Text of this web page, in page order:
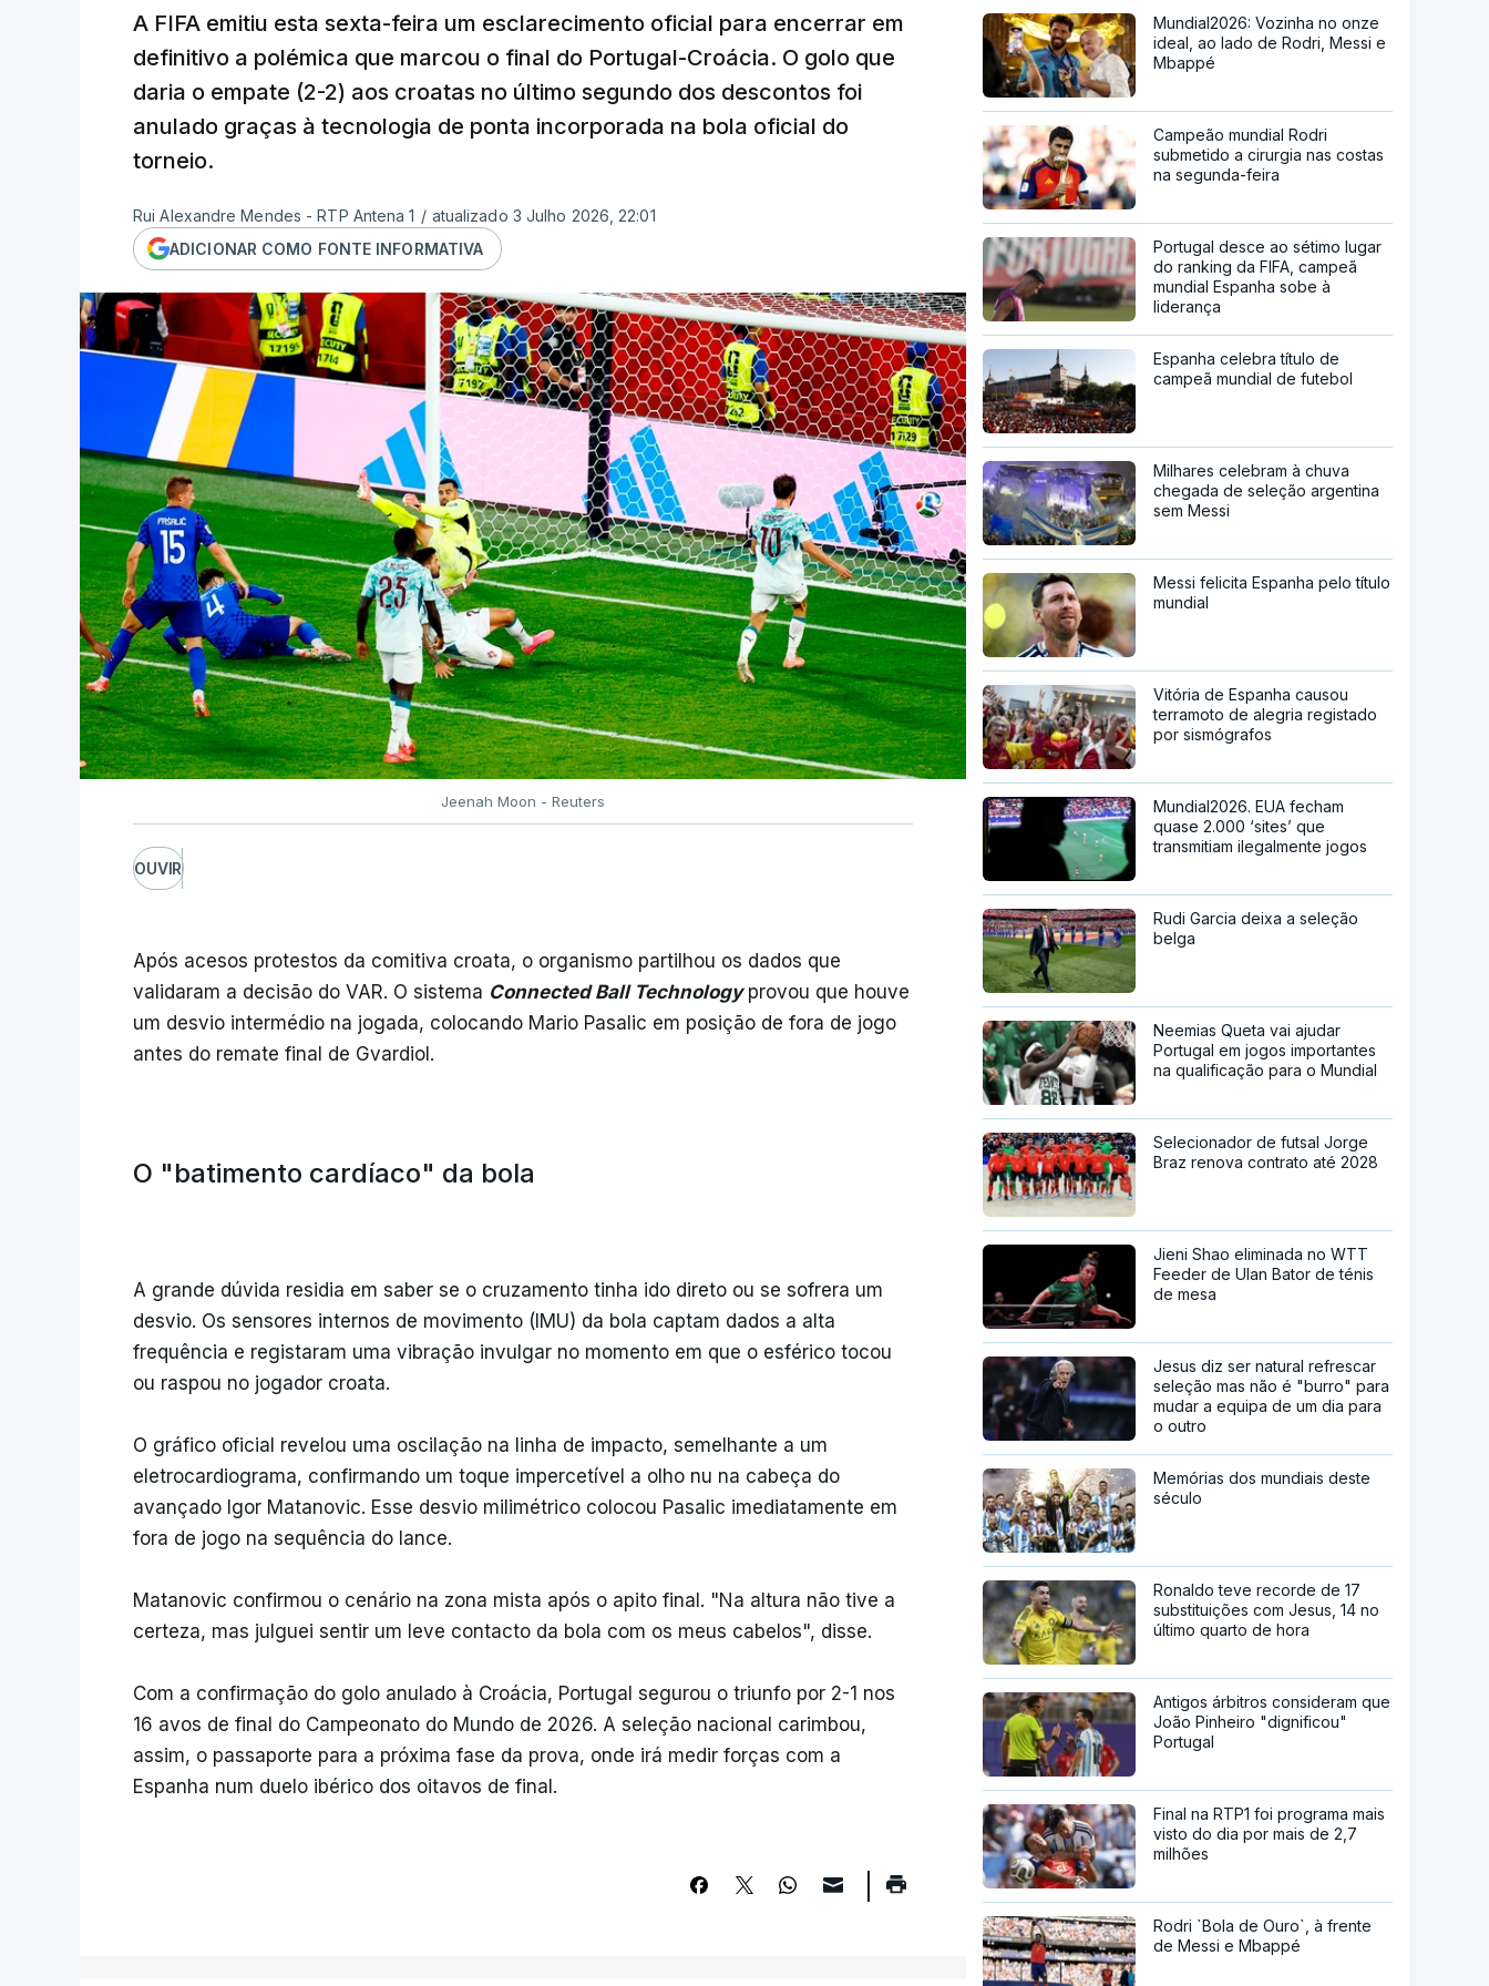
A FIFA emitiu esta sexta-feira um esclarecimento oficial para encerrar em
definitivo a polémica que marcou o final do Portugal-Croácia. O golo que
daria o empate (2-2) aos croatas no último segundo dos descontos foi
anulado graças à tecnologia de ponta incorporada na bola oficial do
torneio.
Rui Alexandre Mendes - RTP Antena 1 / atualizado 3 Julho 2026, 22:01
ADICIONAR COMO FONTE INFORMATIVA
Jeenah Moon - Reuters
OUVIR
Após acesos protestos da comitiva croata, o organismo partilhou os dados que
validaram a decisão do VAR. O sistema Connected Ball Technologyprovou que houve
um desvio intermédio na jogada, colocando Mario Pasalic em posição de fora de jogo
antes do remate final de Gvardiol.
O "batimento cardíaco" da bola
A grande dúvida residia em saber se o cruzamento tinha ido direto ou se sofrera um
desvio. Os sensores internos de movimento (IMU) da bola captam dados a alta
frequência e registaram uma vibração invulgar no momento em que o esférico tocou
ou raspou no jogador croata.
O gráfico oficial revelou uma oscilação na linha de impacto, semelhante a um
eletrocardiograma, confirmando um toque impercetível a olho nu na cabeça do
avançado Igor Matanovic. Esse desvio milimétrico colocou Pasalic imediatamente em
fora de jogo na sequência do lance.
Matanovic confirmou o cenário na zona mista após o apito final. "Na altura não tive a
certeza, mas julguei sentir um leve contacto da bola com os meus cabelos", disse.
Com a confirmação do golo anulado à Croácia, Portugal segurou o triunfo por 2-1 nos
16 avos de final do Campeonato do Mundo de 2026. A seleção nacional carimbou,
assim, o passaporte para a próxima fase da prova, onde irá medir forças com a
Espanha num duelo ibérico dos oitavos de final.
Mundial2026: Vozinha no onze
ideal, ao lado de Rodri, Messi e
Mbappé
Campeão mundial Rodri
submetido a cirurgia nas costas
na segunda-feira
Portugal desce ao sétimo lugar
do ranking da FIFA, campeã
mundial Espanha sobe à
liderança
Espanha celebra título de
campeã mundial de futebol
Milhares celebram à chuva
chegada de seleção argentina
sem Messi
Messi felicita Espanha pelo título
mundial
Vitória de Espanha causou
terramoto de alegria registado
por sismógrafos
Mundial2026. EUA fecham
quase 2.000 ‘sites’ que
transmitiam ilegalmente jogos
Rudi Garcia deixa a seleção
belga
Neemias Queta vai ajudar
Portugal em jogos importantes
na qualificação para o Mundial
Selecionador de futsal Jorge
Braz renova contrato até 2028
Jieni Shao eliminada no WTT
Feeder de Ulan Bator de ténis
de mesa
Jesus diz ser natural refrescar
seleção mas não é "burro" para
mudar a equipa de um dia para
o outro
Memórias dos mundiais deste
século
Ronaldo teve recorde de 17
substituições com Jesus, 14 no
último quarto de hora
Antigos árbitros consideram que
João Pinheiro "dignificou"
Portugal
Final na RTP1 foi programa mais
visto do dia por mais de 2,7
milhões
Rodri `Bola de Ouro`, à frente
de Messi e Mbappé